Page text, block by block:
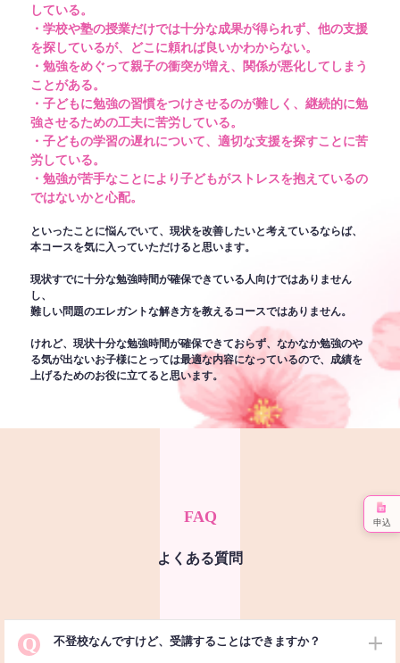
している。
・学校や塾の授業だけでは十分な成果が得られず、他の支援
を探しているが、どこに頼れば良いかわからない。
・勉強をめぐって親子の衝突が増え、関係が悪化してしまう
ことがある。
・子どもに勉強の習慣をつけさせるのが難しく、継続的に勉
強させるための工夫に苦労している。
・子どもの学習の遅れについて、適切な支援を探すことに苦
労している。
・勉強が苦手なことにより子どもがストレスを抱えているの
ではないかと心配。
といったことに悩んでいて、現状を改善したいと考えているならば、
本コースを気に入っていただけると思います。
現状すでに十分な勉強時間が確保できている人向けではありません
し、
難しい問題のエレガントな解き方を教えるコースではありません。
けれど、現状十分な勉強時間が確保できておらず、なかなか勉強のや
る気が出ないお子様にとっては最適な内容になっているので、成績を
上げるためのお役に立てると思います。
FAQ
よくある質問
Q 不登校なんですけど、受講することはできますか？
申込